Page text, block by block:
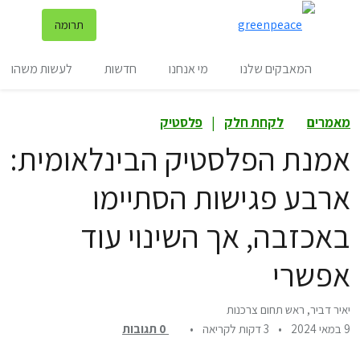
תרומה
המאבקים שלנו מי אנחנו חדשות לעשות משהו
מאמרים לקחת חלק | פלסטיק
אמנת הפלסטיק הבינלאומית:
ארבע פגישות הסתיימו
באכזבה, אך השינוי עוד
אפשרי
יאיר דביר, ראש תחום צרכנות
9 במאי 2024
• 3 דקות לקריאה •
0 תגובות